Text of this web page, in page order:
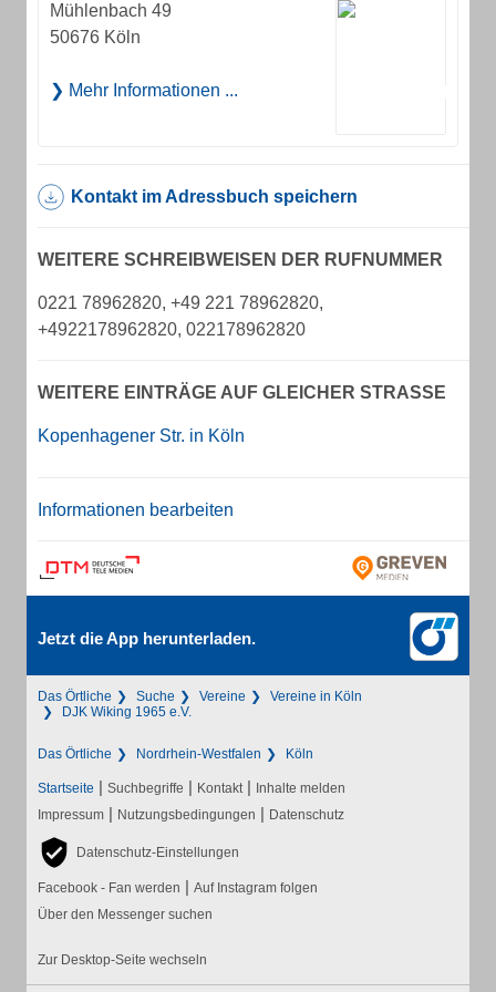
Mühlenbach 49
50676 Köln
Mehr Informationen ...
Kontakt im Adressbuch speichern
WEITERE SCHREIBWEISEN DER RUFNUMMER
0221 78962820, +49 221 78962820,
+4922178962820, 022178962820
WEITERE EINTRÄGE AUF GLEICHER STRASSE
Kopenhagener Str. in Köln
Informationen bearbeiten
Jetzt die App herunterladen.
Das Örtliche Suche Vereine
Vereine in Köln
DJK Wiking 1965 e.V.
Das Örtliche Nordrhein-Westfalen Köln
Startseite | Suchbegriffe | Kontakt | Inhalte melden
Impressum | Nutzungsbedingungen | Datenschutz
Datenschutz-Einstellungen
Facebook - Fan werden | Auf Instagram folgen
Über den Messenger suchen
Zur Desktop-Seite wechseln